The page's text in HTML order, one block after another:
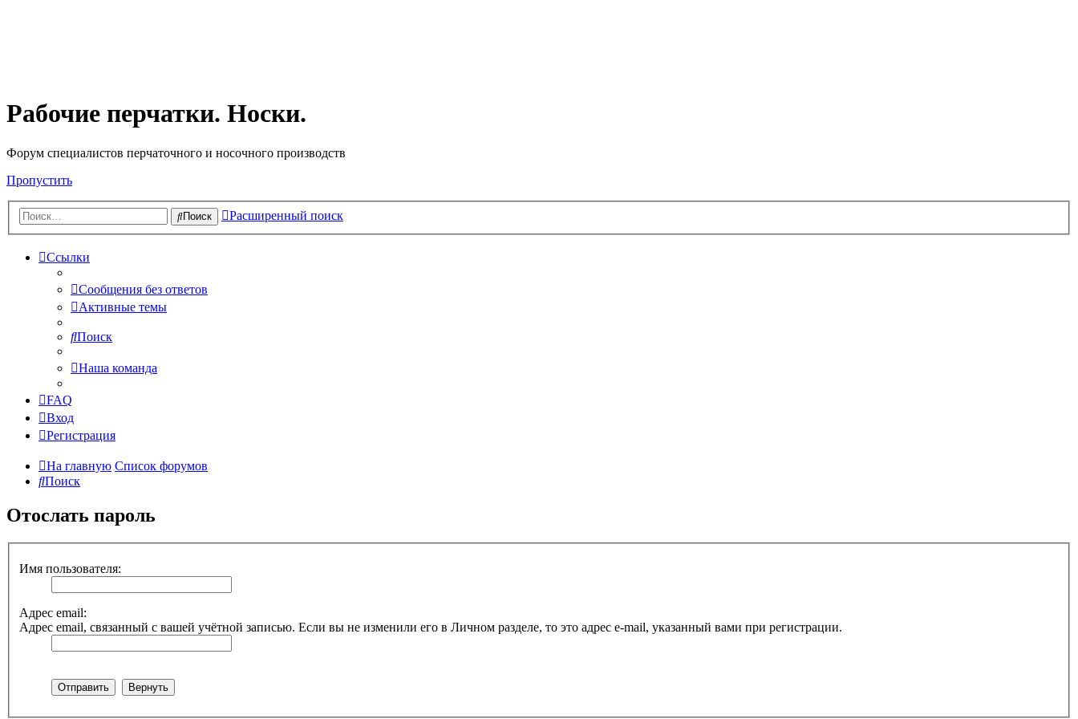
Рабочие перчатки. Носки.
Форум специалистов перчаточного и носочного производств
Пропустить
Поиск Расширенный поиск
Ссылки
Сообщения без ответов
Активные темы
Поиск
Наша команда
FAQ
Вход
Регистрация
На главную Список форумов
Поиск
Отослать пароль
Имя пользователя:
Адрес email:
Адрес email, связанный с вашей учётной записью. Если вы не изменили его в Личном разделе, то это адрес e-mail, указанный вами при регистрации.